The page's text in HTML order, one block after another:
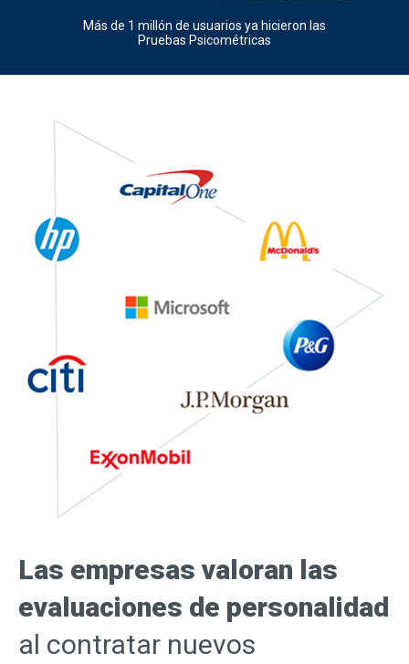
Más de 1 millón de usuarios ya hicieron las
Pruebas Psicométricas
Las empresas valoran las
evaluaciones de personalidad
al contratar nuevos